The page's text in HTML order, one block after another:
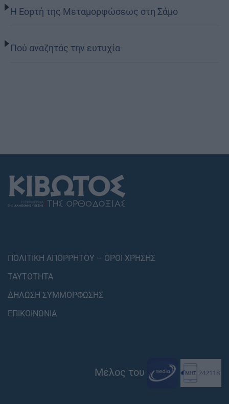
Η Εορτή της Μεταμορφώσεως στη Σάμο
Πού αναζητάς την ευτυχία
ΠΟΛΙΤΙΚΗ ΑΠΟΡΡΗΤΟΥ – ΟΡΟΙ ΧΡΗΣΗΣ
ΤΑΥΤΟΤΗΤΑ
ΔΗΛΩΣΗ ΣΥΜΜΟΡΦΩΣΗΣ
ΕΠΙΚΟΙΝΩΝΙΑ
Μέλος του